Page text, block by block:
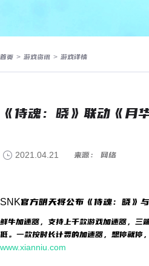
首页 > 游戏资讯 > 游戏详情
《侍魂：晓》联动《月
2021.04.21 来源： 网络
SNK官方明天将公布《侍魂：晓》
鲜牛加速器，支持上千款游戏加速器，
低。一款按时长计费的加速器，想停就停
www.xianniu.com